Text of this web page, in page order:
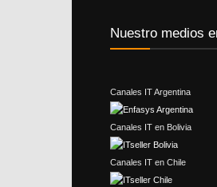
Nuestro medios
Canales IT Argentina
Canales IT en Bolivia
Canales IT en Chile